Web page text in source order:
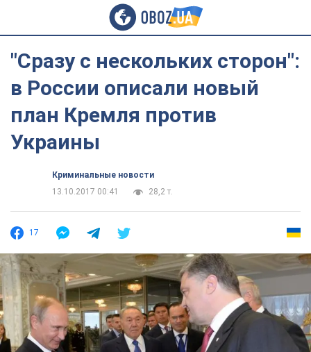
"Сразу с нескольких сторон":
в России описали новый
план Кремля против
Украины
Криминальные новости
13.10.2017 00:41
28,2 т.
17